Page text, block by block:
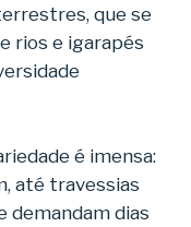
que se
rios e igarapés
é imensa:
até travessias
demandam dias